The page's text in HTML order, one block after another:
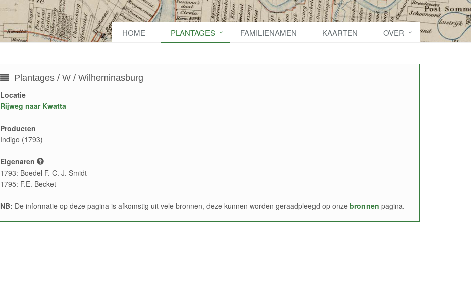
HOME PLANTAGES FAMILIENAMEN KAARTEN OVER
Plantages / W / Wilheminasburg
Locatie
Rijweg naar Kwatta
Producten
Indigo (1793)
Eigenaren
1793: Boedel F. C. J. Smidt
1795: F.E. Becket
NB: De informatie op deze pagina is afkomstig uit vele bronnen, deze kunnen worden geraadpleegd op onze bronnen pagina.